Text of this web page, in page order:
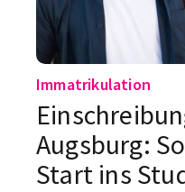
Immatrikulation
Augsburg:
Start ins